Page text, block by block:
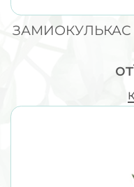
ЗАМИОКУЛЬКАС +
от